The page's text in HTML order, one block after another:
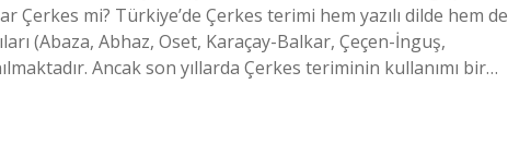
Çerkes mi? Türkiye’de Çerkes terimi hem yazılı dilde hem de
(Abaza, Abhaz, Oset, Karaçay-Balkar, Çeçen-İnguş,
Ancak son yıllarda Çerkes teriminin kullanımı bir…